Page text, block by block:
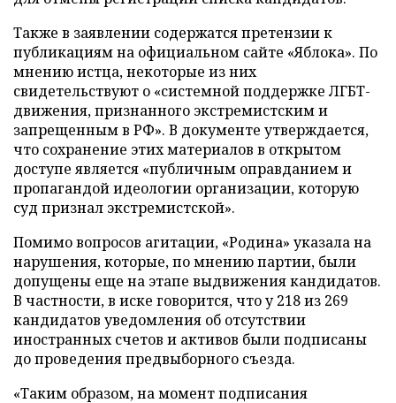
Также в заявлении содержатся претензии к
публикациям на официальном сайте «Яблока». По
мнению истца, некоторые из них
свидетельствуют о «системной поддержке ЛГБТ-
движения, признанного экстремистским и
запрещенным в РФ». В документе утверждается,
что сохранение этих материалов в открытом
доступе является «публичным оправданием и
пропагандой идеологии организации, которую
суд признал экстремистской».
Помимо вопросов агитации, «Родина» указала на
нарушения, которые, по мнению партии, были
допущены еще на этапе выдвижения кандидатов.
В частности, в иске говорится, что у 218 из 269
кандидатов уведомления об отсутствии
иностранных счетов и активов были подписаны
до проведения предвыборного съезда.
«Таким образом, на момент подписания